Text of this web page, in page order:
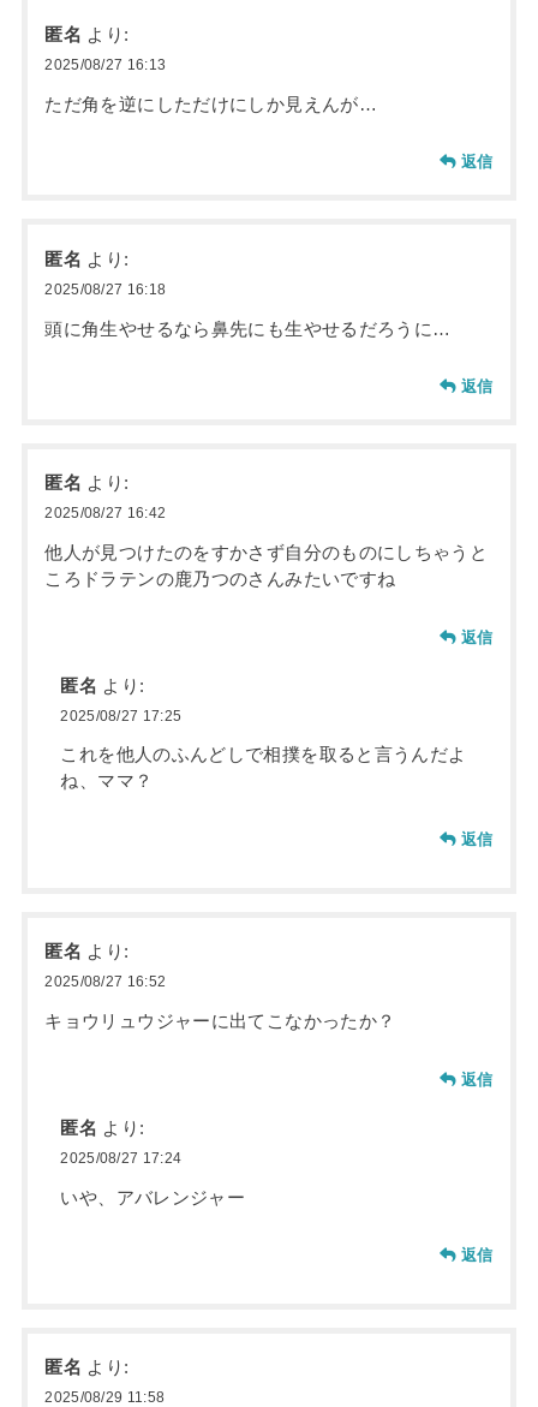
匿名 より:
2025/08/27 16:13
ただ角を逆にしただけにしか見えんが…
返信
匿名 より:
2025/08/27 16:18
頭に角生やせるなら鼻先にも生やせるだろうに…
返信
匿名 より:
2025/08/27 16:42
他人が見つけたのをすかさず自分のものにしちゃうと
ころドラテンの鹿乃つのさんみたいですね
返信
匿名 より:
2025/08/27 17:25
これを他人のふんどしで相撲を取ると言うんだよ
ね、ママ？
返信
匿名 より:
2025/08/27 16:52
キョウリュウジャーに出てこなかったか？
返信
匿名 より:
2025/08/27 17:24
いや、アバレンジャー
返信
匿名 より:
2025/08/29 11:58